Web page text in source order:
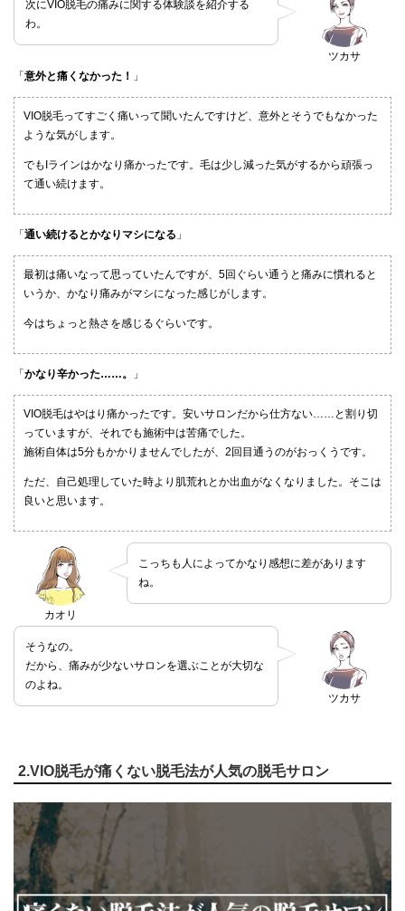
ツカサ
次にVIO脱毛の痛みに関する体験談を紹介する
わ。
「 意外と痛くなかった！ 」
VIO脱毛ってすごく痛いって聞いたんですけど、意外とそうでもなかった
ような気がします。
でもIラインはかなり痛かったです。毛は少し減った気がするから頑張っ
て通い続けます。
「 通い続けるとかなりマシになる 」
最初は痛いなって思っていたんですが、5回ぐらい通うと痛みに慣れると
いうか、かなり痛みがマシになった感じがします。
今はちょっと熱さを感じるぐらいです。
「 かなり辛かった……。 」
VIO脱毛はやはり痛かったです。安いサロンだから仕方ない……と割り切
っていますが、それでも施術中は苦痛でした。
施術自体は5分もかかりませんでしたが、2回目通うのがおっくうです。
ただ、自己処理していた時より肌荒れとか出血がなくなりました。そこは
良いと思います。
カオリ
こっちも人によってかなり感想に差があります
ね。
ツカサ
そうなの。
だから、痛みが少ないサロンを選ぶことが大切な
のよね。
2.VIO脱毛が痛くない脱毛法が人気の脱毛サロン